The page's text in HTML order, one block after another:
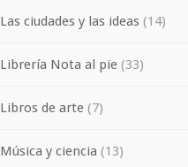
Las ciudades y las ideas (14)
Librería Nota al pie (33)
Libros de arte (7)
Música y ciencia (13)